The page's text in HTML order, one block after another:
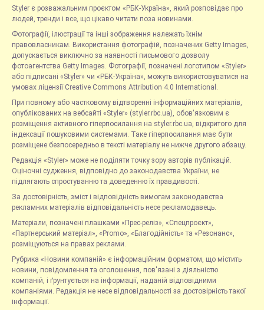
Styler є розважальним проєктом «РБК-Україна», який розповідає про
людей, тренди і все, що цікаво читати поза новинами.
Фотографії, ілюстрації та інші зображення належать їхнім
правовласникам. Використання фотографій, позначених Getty Images,
допускається виключно за наявності письмового дозволу
фотоагентства Getty Images. Фотографії, позначені логотипом «Styler»
або підписані «Styler» чи «РБК-Україна», можуть використовуватися на
умовах ліцензії Creative Commons Attribution 4.0 International.
При повному або частковому відтворенні інформаційних матеріалів,
опублікованих на вебсайті «Styler» (styler.rbc.ua), обов'язковим є
розміщення активного гіперпосилання на styler.rbc.ua, відкритого для
індексації пошуковими системами. Таке гіперпосилання має бути
розміщене безпосередньо в тексті матеріалу не нижче другого абзацу.
Редакція «Styler» може не поділяти точку зору авторів публікацій.
Оціночні судження, відповідно до законодавства України, не
підлягають спростуванню та доведенню їх правдивості.
За достовірність, зміст і відповідність вимогам законодавства
рекламних матеріалів відповідальність несе рекламодавець.
Матеріали, позначені плашками «Прес-реліз», «Спецпроєкт»,
«Партнерський матеріал», «Promo», «Благодійність» та «Резонанс»,
розміщуються на правах реклами.
Рубрика «Новини компаній» є інформаційним форматом, що містить
новини, повідомлення та оголошення, пов'язані з діяльністю
компаній, і ґрунтується на інформації, наданій відповідними
компаніями. Редакція не несе відповідальності за достовірність такої
інформації.